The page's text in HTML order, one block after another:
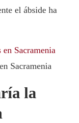
el ábside ha
Sacramenia
la